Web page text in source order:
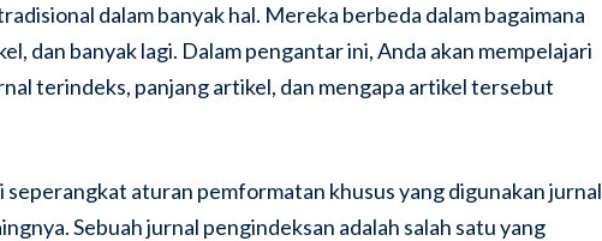
dalam banyak hal. Mereka berbeda dalam bagaimana
dan banyak lagi. Dalam pengantar ini, Anda akan mempelajari
terindeks, panjang artikel, dan mengapa artikel tersebut
aturan pemformatan khusus yang digunakan jurnal
Sebuah jurnal pengindeksan adalah salah satu yang